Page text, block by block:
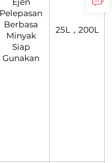
Pelepasan
Berbasa
Minyak
Siap
Gunakan
25L，200L